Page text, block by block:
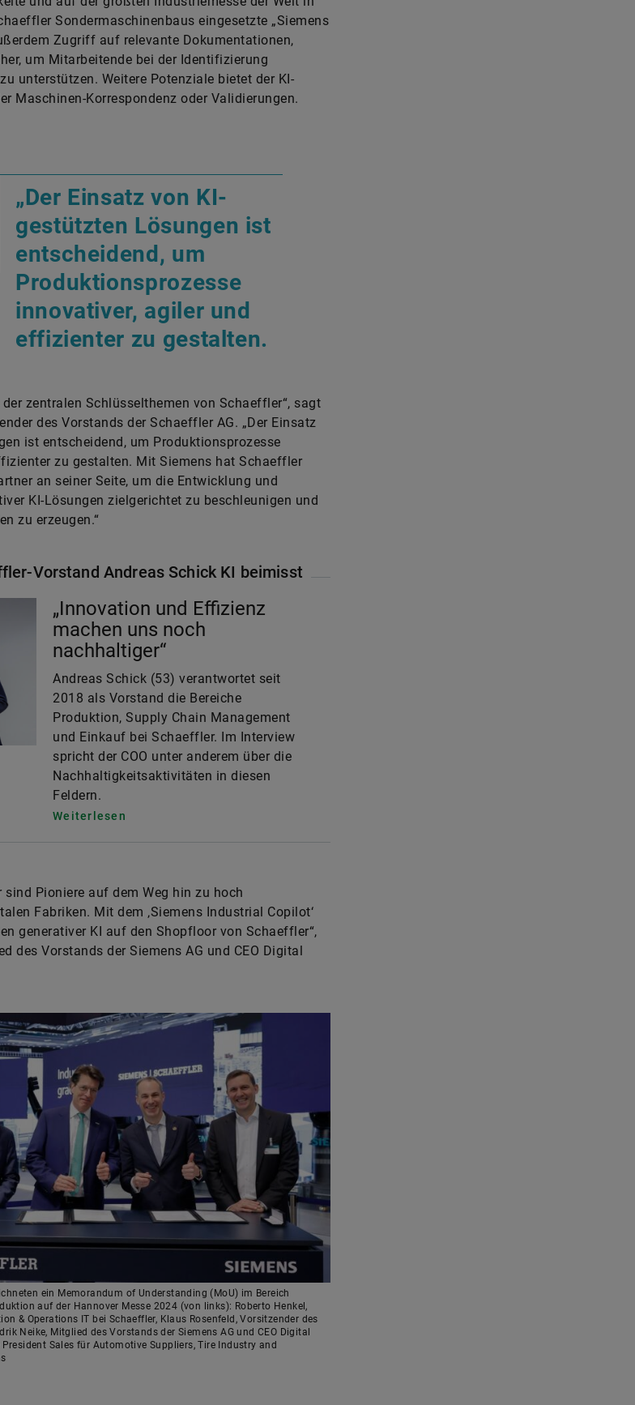
Sondermaschinenbaus eingesetzte „Siemens
Zugriff auf relevante Dokumentationen,
um Mitarbeitende bei der Identifizierung
unterstützen. Weitere Potenziale bietet der KI-
Maschinen-Korrespondenz oder Validierungen.
„Der Einsatz von KI-
gestützten Lösungen ist
entscheidend, um
Produktionsprozesse
innovativer, agiler und
effizienter zu gestalten.
zentralen Schlüsselthemen von Schaeffler“, sagt
des Vorstands der Schaeffler AG. „Der Einsatz
ist entscheidend, um Produktionsprozesse
zu gestalten. Mit Siemens hat Schaeffler
an seiner Seite, um die Entwicklung und
KI-Lösungen zielgerichtet zu beschleunigen und
zu erzeugen.“
Vorstand Andreas Schick KI beimisst
„Innovation und Effizienz
machen uns noch
nachhaltiger“
Andreas Schick (53) verantwortet seit
2018 als Vorstand die Bereiche
Produktion, Supply Chain Management
und Einkauf bei Schaeffler. Im Interview
spricht der COO unter anderem über die
Nachhaltigkeitsaktivitäten in diesen
Feldern.
Weiterlesen
sind Pioniere auf dem Weg hin zu hoch
Fabriken. Mit dem ‚Siemens Industrial Copilot‘
generativer KI auf den Shopfloor von Schaeffler“,
des Vorstands der Siemens AG und CEO Digital
ein Memorandum of Understanding (MoU) im Bereich
auf der Hannover Messe 2024 (von links): Roberto Henkel,
& Operations IT bei Schaeffler, Klaus Rosenfeld, Vorsitzender des
Neike, Mitglied des Vorstands der Siemens AG und CEO Digital
Sales für Automotive Suppliers, Tire Industry and